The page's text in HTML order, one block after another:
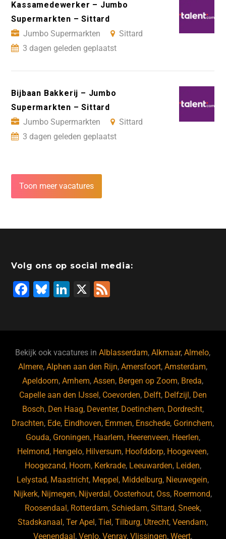
Kassamedewerker – Jumbo
Supermarkten – Sittard
Jumbo Supermarkten
Sittard
3 dagen geleden geplaatst
Bijbaan Bakkerij – Jumbo
Supermarkten – Sittard
Jumbo Supermarkten
Sittard
3 dagen geleden geplaatst
Toon meer vacatures
Volg ons op social media:
F
b
o
o
k
Bl
ky
Li
dI
n
X
Bekijk ook vacatures inAlblasserdam,Alkmaar,Almelo,
Almere,Alphen aan den Rijn,Amersfoort,Amsterdam,
Apeldoorn,Arnhem,Assen, Bergen op Zoom, Breda,
Capelle aan den IJssel , Coevorden, Delft, Delfzijl , Den
Bosch, Den Haag, Deventer, Doetinchem, Dordrecht,
Drachten, Ede, Eindhoven, Emmen, Enschede, Gorinchem,
Gouda, Groningen, Haarlem, Heerenveen, Heerlen,
Helmond, Hengelo, Hilversum, Hoofddorp, Hoogeveen,
Hoogezand, Hoorn, Kerkrade, Leeuwarden, Leiden,
Lelystad, Maastricht, Meppel , Middelburg, Nieuwegein,
Nijkerk, Nijmegen, Nijverdal , Oosterhout, Oss, Roermond,
Roosendaal , Rotterdam, Schiedam, Sittard, Sneek,
Stadskanaal ,Ter Apel ,Tiel ,Tilburg, Utrecht,Veendam,
Veenendaal ,Venlo,Venray,Vlissingen,Weert,